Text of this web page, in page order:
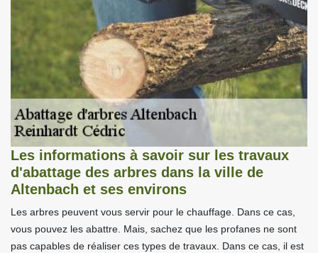
Les informations à savoir sur les travaux
d'abattage des arbres dans la ville de
Altenbach et ses environs
Les arbres peuvent vous servir pour le chauffage. Dans ce cas,
vous pouvez les abattre. Mais, sachez que les profanes ne sont
pas capables de réaliser ces types de travaux. Dans ce cas, il est